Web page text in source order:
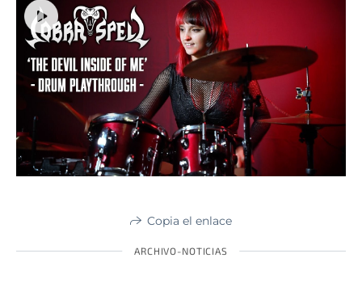
Copia el enlace
ARCHIVO-NOTICIAS